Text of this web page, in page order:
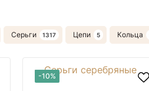
Серьги Цепи Кольца
-10%